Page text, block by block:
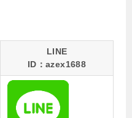
LINE
ID：azex1688